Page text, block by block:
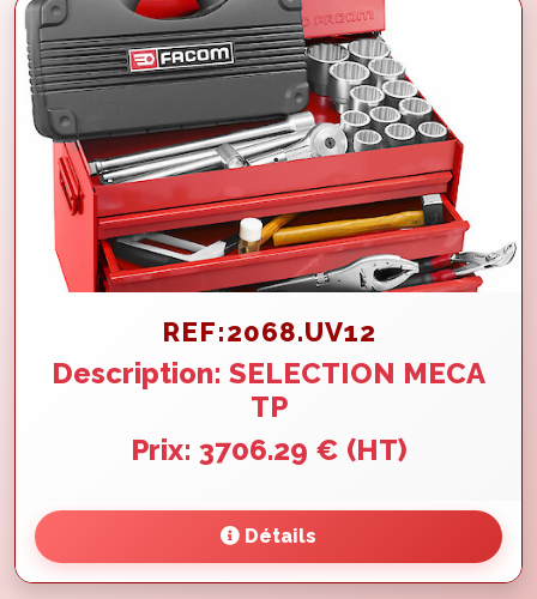
REF:2068.UV12
Description: SELECTION MECA
TP
Prix: 3706.29 € (HT)
Détails